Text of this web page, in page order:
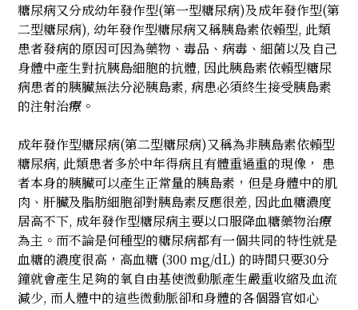
糖尿病又分成幼年發作型(第一型糖尿病)及成年發作型(第
二型糖尿病), 幼年發作型糖尿病又稱胰島素依賴型, 此類
患者發病的原因可因為藥物、毒品、病毒、細菌以及自己
身體中產生對抗胰島細胞的抗體, 因此胰島素依賴型糖尿
病患者的胰臟無法分泌胰島素, 病患必須終生接受胰島素
的注射治療。
成年發作型糖尿病(第二型糖尿病)又稱為非胰島素依賴型
糖尿病, 此類患者多於中年得病且有體重過重的現像， 患
者本身的胰臟可以產生正常量的胰島素，但是身體中的肌
肉、肝臟及脂肪細胞卻對胰島素反應很差, 因此血糖濃度
居高不下, 成年發作型糖尿病主要以口服降血糖藥物治療
為主。而不論是何種型的糖尿病都有一個共同的特性就是
血糖的濃度很高，高血糖 (300 mg/dL) 的時間只要30分
鐘就會產生足夠的氧自由基使微動脈產生嚴重收縮及血流
減少, 而人體中的這些微動脈卻和身體的各個器官如心